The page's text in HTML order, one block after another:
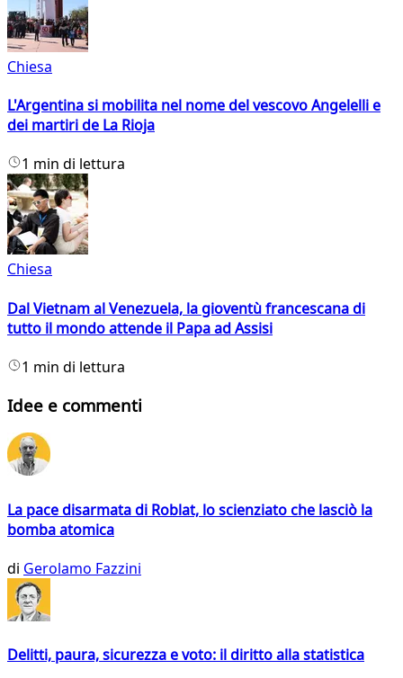
Chiesa
L'Argentina si mobilita nel nome del vescovo Angelelli e
dei martiri de La Rioja
1 min di lettura
Chiesa
Dal Vietnam al Venezuela, la gioventù francescana di
tutto il mondo attende il Papa ad Assisi
1 min di lettura
Idee e commenti
La pace disarmata di Roblat, lo scienziato che lasciò la
bomba atomica
di Gerolamo Fazzini
Delitti, paura, sicurezza e voto: il diritto alla statistica